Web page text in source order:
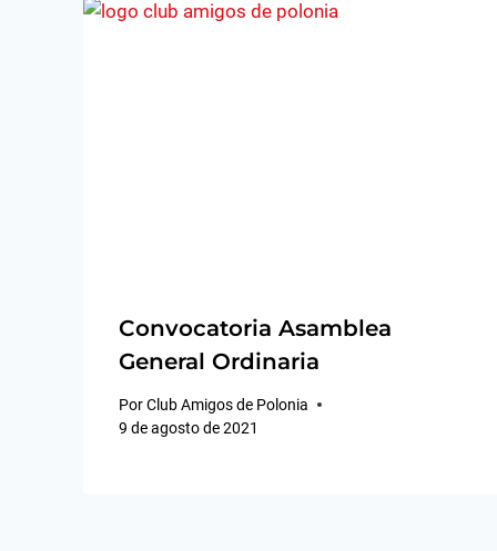
Convocatoria Asamblea
General Ordinaria
PorClub Amigos de Polonia
9 de agosto de 2021